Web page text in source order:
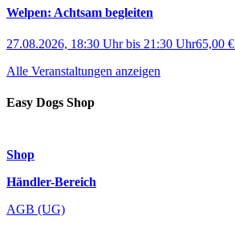
Welpen: Achtsam begleiten
27.08.2026, 18:30 Uhrbis 21:30 Uhr65,00 €
Alle Veranstaltungen anzeigen
Easy Dogs Shop
Shop
Händler-Bereich
AGB (UG)